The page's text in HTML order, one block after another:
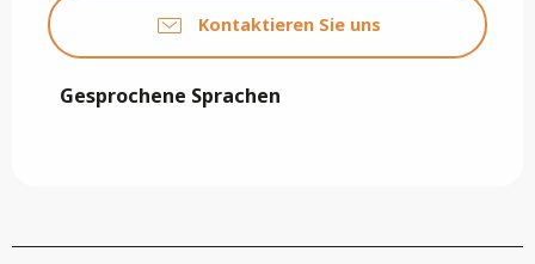
Kontaktieren Sie uns
Gesprochene Sprachen
Gesprochene Sprachen